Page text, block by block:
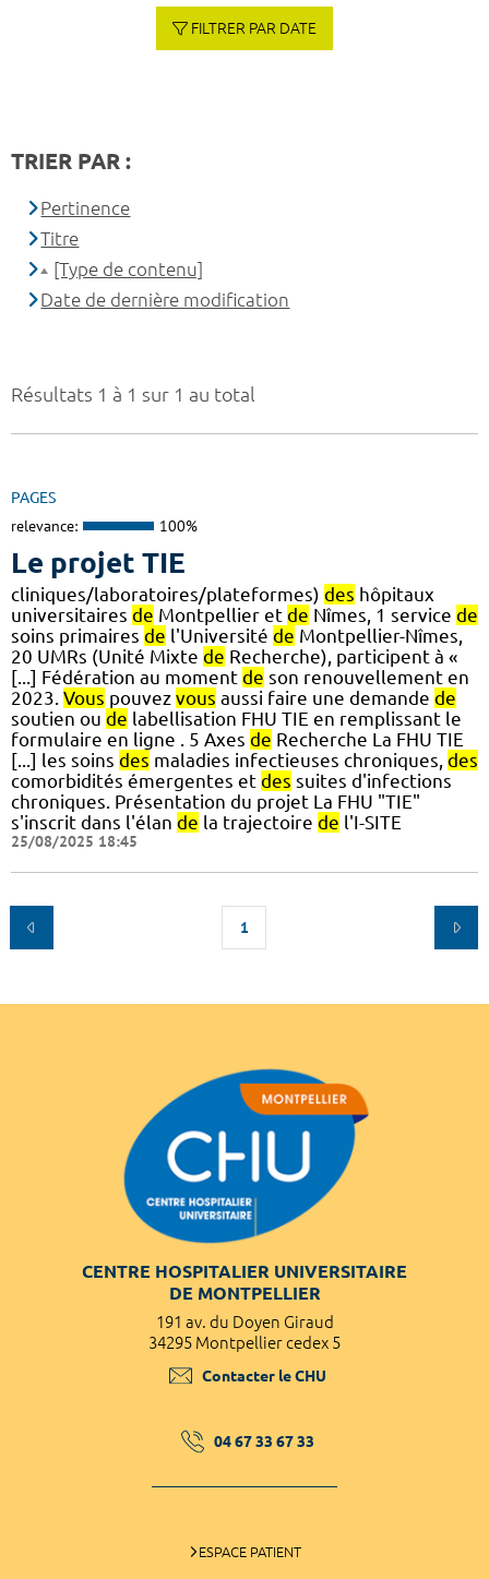
Résultats 1 à 1 sur 1 au total
PAGES
relevance: 100%
Le projet TIE
cliniques/laboratoires/plateformes) des hôpitaux
universitaires de Montpellier et de Nîmes, 1 service de
soins primaires de l'Université de Montpellier-Nîmes,
20 UMRs (Unité Mixte de Recherche), participent à «
[...] Fédération au moment de son renouvellement en
2023. Vous pouvez vous aussi faire une demande de
soutien ou de labellisation FHU TIE en remplissant le
formulaire en ligne . 5 Axes de Recherche La FHU TIE
[...] les soins des maladies infectieuses chroniques, des
comorbidités émergentes et des suites d'infections
chroniques. Présentation du projet La FHU "TIE"
s'inscrit dans l'élan de la trajectoire de l'I-SITE
25/08/2025 18:45
1
FILTRER PAR DATE
TRIER PAR :
Pertinence
Titre
[Type de contenu]
Date de dernière modification
CENTRE HOSPITALIER UNIVERSITAIRE
DE MONTPELLIER
191 av. du Doyen Giraud
34295 Montpellier cedex 5
Contacter le CHU
04 67 33 67 33
ESPACE PATIENT